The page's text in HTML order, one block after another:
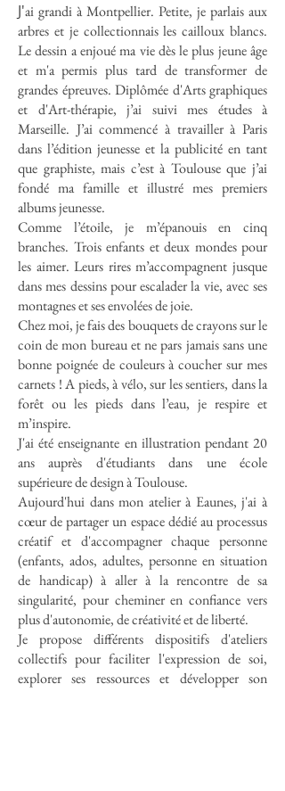
J'ai grandi à Montpellier. Petite, je parlais aux
arbres et je collectionnais les cailloux blancs.
Le dessin a enjoué ma vie dès le plus jeune âge
et m'a permis plus tard de transformer de
grandes épreuves. Diplômée d'Arts graphiques
et d'Art-thérapie, j’ai suivi mes études à
Marseille. J’ai commencé à travailler à Paris
dans l’édition jeunesse et la publicité en tant
que graphiste, mais c’est à Toulouse que j’ai
fondé ma famille et illustré mes premiers
albums jeunesse.
Comme l’étoile, je m’épanouis en cinq
branches. Trois enfants et deux mondes pour
les aimer. Leurs rires m’accompagnent jusque
dans mes dessins pour escalader la vie, avec ses
montagnes et ses envolées de joie.
Chez moi, je fais des bouquets de crayons sur le
coin de mon bureau et ne pars jamais sans une
bonne poignée de couleurs à coucher sur mes
carnets !A pieds, à vélo, sur les sentiers, dans la
forêt ou les pieds dans l’eau, je respire et
m’inspire.
J'ai été enseignante en illustration pendant 20
ans auprès d'étudiants dans une école
supérieure de design à Toulouse.
Aujourd'hui dans mon atelier à Eaunes, j'ai à
cœur de partager un espace dédié au processus
créatif et d'accompagner chaque personne
(enfants, ados, adultes, personne en situation
de handicap) à aller à la rencontre de sa
singularité, pour cheminer en confiance vers
plus d'autonomie, de créativité et de liberté.
Je propose différents dispositifs d'ateliers
collectifs pour faciliter l'expression de soi,
explorer ses ressources et développer son